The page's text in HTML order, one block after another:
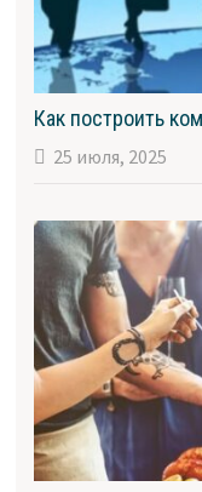
Как построить
25 июля, 2025